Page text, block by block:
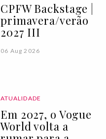
CPFW Backstage |
primavera/verão
2027 III
06 Aug 2026
ATUALIDADE
Em 2027, o Vogue
World volta a